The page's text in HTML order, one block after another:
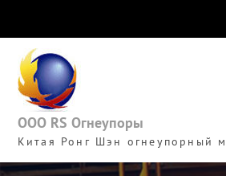
content
ООО RS Огнеупоры
Китая Ронг Шэн огнеупорный